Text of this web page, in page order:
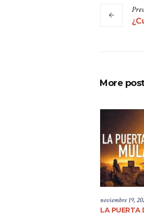
More
noviembre 19,
LA PUERTA